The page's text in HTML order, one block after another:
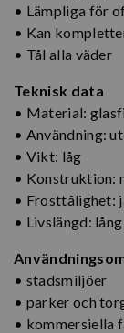
• Lämpliga för
• Kan
• Tål alla väder
Teknisk data
• Material:
• Användning:
• Vikt: låg
• Konstruktion:
• Frosttålighet:
• Livslängd: lång
• stadsmiljöer
• parker och
• kommersiella